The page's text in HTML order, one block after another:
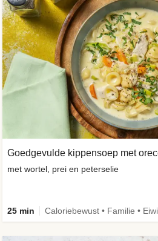
Goedgevulde kippensoep met
met wortel, prei en peterselie
25 min Caloriebewust • Familie •